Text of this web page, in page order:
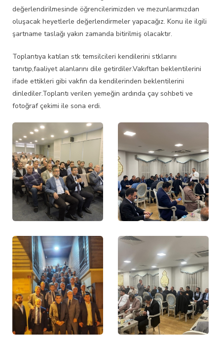
değerlendirilmesinde öğrencilerimizden ve mezunlarımızdan
oluşacak heyetlerle değerlendirmeler yapacağız. Konu ile ilgili
şartname taslağı yakın zamanda bitirilmiş olacaktır.
Toplantıya katılan stk temsilcileri kendilerini stklarını
tanıtıp,faaliyet alanlarını dile getirdiler.Vakıftan beklentilerini
ifade ettikleri gibi vakfın da kendilerinden beklentilerini
dinlediler.Toplantı verilen yemeğin ardında çay sohbeti ve
fotoğraf çekimi ile sona erdi.